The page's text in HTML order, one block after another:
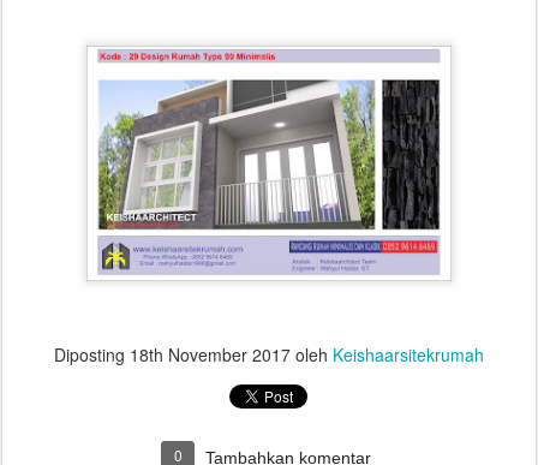
Diposting 18th November 2017 oleh Keishaarsitekrumah
0 Tambahkan komentar